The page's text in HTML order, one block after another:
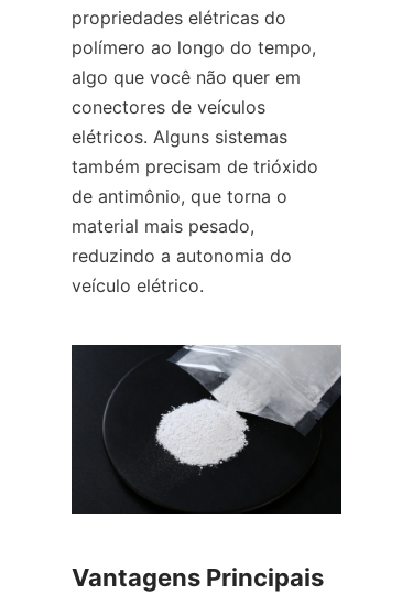
propriedades elétricas do
polímero ao longo do tempo,
algo que você não quer em
conectores de veículos
elétricos. Alguns sistemas
também precisam de trióxido
de antimônio, que torna o
material mais pesado,
reduzindo a autonomia do
veículo elétrico.
Vantagens Principais